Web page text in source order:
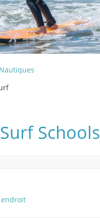
Schools
endroit